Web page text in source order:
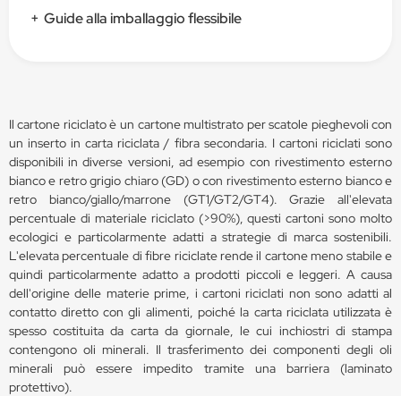
+ Guide alla imballaggio flessibile
Il cartone riciclato è un cartone multistrato per scatole pieghevoli con
un inserto in carta riciclata / fibra secondaria. I cartoni riciclati sono
disponibili in diverse versioni, ad esempio con rivestimento esterno
bianco e retro grigio chiaro (GD) o con rivestimento esterno bianco e
retro bianco/giallo/marrone (GT1/GT2/GT4). Grazie all'elevata
percentuale di materiale riciclato (>90%), questi cartoni sono molto
ecologici e particolarmente adatti a strategie di marca sostenibili.
L'elevata percentuale di fibre riciclate rende il cartone meno stabile e
quindi particolarmente adatto a prodotti piccoli e leggeri. A causa
dell'origine delle materie prime, i cartoni riciclati non sono adatti al
contatto diretto con gli alimenti, poiché la carta riciclata utilizzata è
spesso costituita da carta da giornale, le cui inchiostri di stampa
contengono oli minerali. Il trasferimento dei componenti degli oli
minerali può essere impedito tramite una barriera (laminato
protettivo).